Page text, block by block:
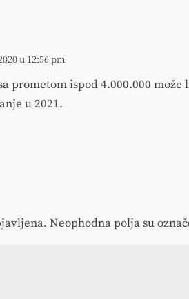
u 12:56 pm
prometom ispod 4.000.000
u 2021.
Neophodna polja su